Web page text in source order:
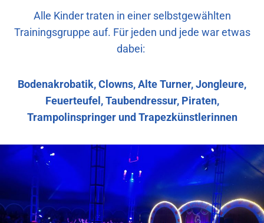
Alle Kinder traten in einer selbstgewählten
Trainingsgruppe auf. Für jeden und jede war etwas
dabei:
Bodenakrobatik, Clowns, Alte Turner, Jongleure,
Feuerteufel, Taubendressur, Piraten,
Trampolinspringer und Trapezkünstlerinnen